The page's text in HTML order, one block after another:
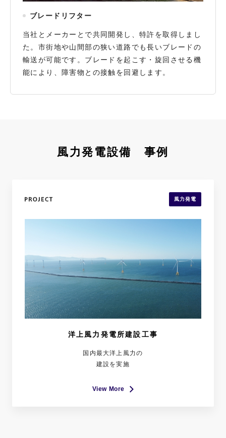
ブレードリフター
当社とメーカーとで共同開発し、特許を取得しまし
た。市街地や山間部の狭い道路でも長いブレードの
輸送が可能です。ブレードを起こす・旋回させる機
能により、障害物との接触を回避します。
風力発電設備 事例
風力発電
洋上風力発電所建設工事
国内最大洋上風力の
建設を実施
View More